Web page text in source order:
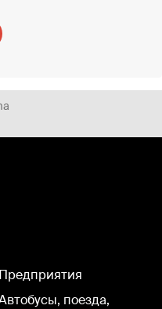
Предприятия
поезда,